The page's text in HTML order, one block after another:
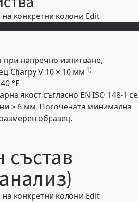
конкретни колони Edit
при напречно изпитване,
Charpy V 10 × 10 мм 1)
°F
якост съгласно EN ISO 148-1 се
≥ 6 мм. Посочената минимална
образец.
конкретни колони Edit